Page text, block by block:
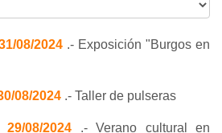
08/2024 .- Exposición "Burgos en
08/2024 .- Taller de pulseras
08/2024 .- Verano cultural en